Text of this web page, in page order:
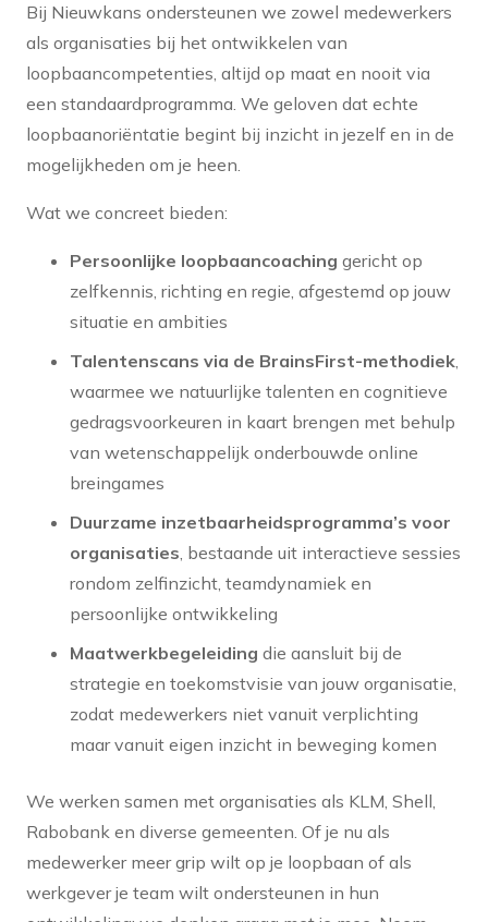
Bij Nieuwkans ondersteunen we zowel medewerkers
als organisaties bij het ontwikkelen van
loopbaancompetenties, altijd op maat en nooit via
een standaardprogramma. We geloven dat echte
loopbaanoriëntatie begint bij inzicht in jezelf en in de
mogelijkheden om je heen.
Wat we concreet bieden:
Persoonlijke loopbaancoaching gericht op
zelfkennis, richting en regie, afgestemd op jouw
situatie en ambities
Talentenscans via de BrainsFirst-methodiek,
waarmee we natuurlijke talenten en cognitieve
gedragsvoorkeuren in kaart brengen met behulp
van wetenschappelijk onderbouwde online
breingames
Duurzame inzetbaarheidsprogramma’s voor
organisaties, bestaande uit interactieve sessies
rondom zelfinzicht, teamdynamiek en
persoonlijke ontwikkeling
Maatwerkbegeleiding die aansluit bij de
strategie en toekomstvisie van jouw organisatie,
zodat medewerkers niet vanuit verplichting
maar vanuit eigen inzicht in beweging komen
We werken samen met organisaties als KLM, Shell,
Rabobank en diverse gemeenten. Of je nu als
medewerker meer grip wilt op je loopbaan of als
werkgever je team wilt ondersteunen in hun